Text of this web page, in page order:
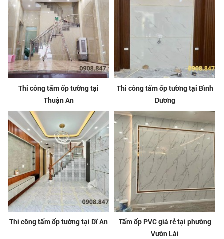
Thi công tấm ốp tường tại
Thuận An
Thi công tấm ốp tường tại Bình
Dương
Thi công tấm ốp tường tại Dĩ An
Tấm ốp PVC giá rẻ tại phường
Vườn Lài